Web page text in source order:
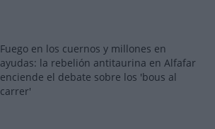
Fuego en los cuernos y millones en
ayudas: la rebelión antitaurina en Alfafar
enciende el debate sobre los 'bous al
carrer'